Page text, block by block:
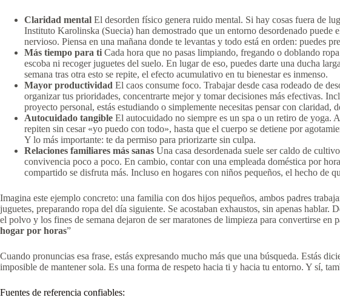
Claridad mental El desorden físico genera ruido mental. Si hay cosas fuera de
Instituto Karolinska (Suecia) han demostrado que un entorno desordenado
nervioso. Piensa en una mañana donde te levantas y todo está en orden: puedes
Más tiempo para ti Cada hora que no pasas limpiando, fregando o doblando
escoba ni recoger juguetes del suelo. En lugar de eso, puedes darte una ducha
semana tras otra esto se repite, el efecto acumulativo en tu bienestar es inmenso.
Mayor productividad El caos consume foco. Trabajar desde casa rodeado de
organizar tus prioridades, concentrarte mejor y tomar decisiones más efectivas.
proyecto personal, estás estudiando o simplemente necesitas pensar con claridad,
Autocuidado tangible El autocuidado no siempre es un spa o un retiro de yoga.
repiten sin cesar «yo puedo con todo», hasta que el cuerpo se detiene por
Y lo más importante: te da permiso para priorizarte sin culpa.
Relaciones familiares más sanas Una casa desordenada suele ser caldo de
convivencia poco a poco. En cambio, contar con una empleada doméstica por
compartido se disfruta más. Incluso en hogares con niños pequeños, el hecho de
Imagina este ejemplo concreto: una familia con dos hijos pequeños, ambos padres
juguetes, preparando ropa del día siguiente. Se acostaban exhaustos, sin apenas hablar.
el polvo y los fines de semana dejaron de ser maratones de limpieza para convertirse
hogar por horas”
Cuando pronuncias esa frase, estás expresando mucho más que una búsqueda. Estás
imposible de mantener sola. Es una forma de respeto hacia ti y hacia tu entorno. Y sí,
Fuentes de referencia confiables: